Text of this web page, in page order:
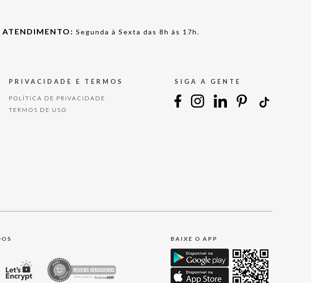
ATENDIMENTO: Segunda à Sexta das 8h às 17h.
PRIVACIDADE E TERMOS
POLÍTICA DE PRIVACIDADE
TERMOS DE USO
SIGA A GENTE
BAIXE O APP